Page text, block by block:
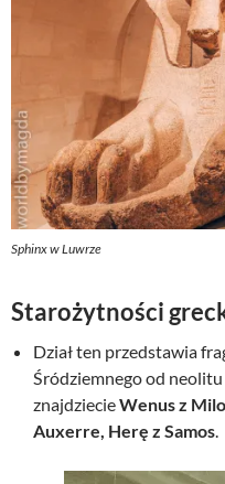
Sphinx w Luwrze
Starożytności
Dział ten przedstawia
Śródziemnego od
znajdziecieWenus z
Auxerre, Herę z Samos.